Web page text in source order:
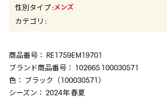
性別タイプ:メンズ
カテゴリ :
商品番号 ： RE1759EM19701
ブランド商品番号 ： 102665 100030571
色 ： ブラック（100030571）
シーズン ： 2024年 春夏